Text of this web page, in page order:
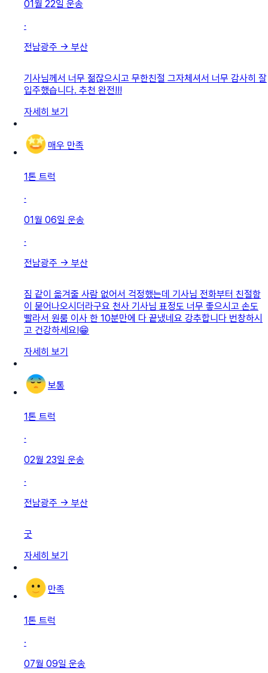
01월 22일 운송
·
전남광주 → 부산
기사님께서 너무 젊잖으시고 무한친절 그자체셔서 너무 감사히 잘
입주했습니다. 추천 완전!!!
자세히 보기
매우 만족
1톤 트럭
·
01월 06일 운송
·
전남광주 → 부산
짐 같이 옮겨줄 사람 없어서 걱정했는데 기사님 전화부터 친절함
이 묻어나오시더라구요 천사 기사님 표정도 너무 좋으시고 손도
빨라서 원룸 이사 한 10분만에 다 끝냈네요 강추합니다 번창하시
고 건강하세요!😁
자세히 보기
보통
1톤 트럭
·
02월 23일 운송
·
전남광주 → 부산
굿
자세히 보기
만족
1톤 트럭
·
07월 09일 운송